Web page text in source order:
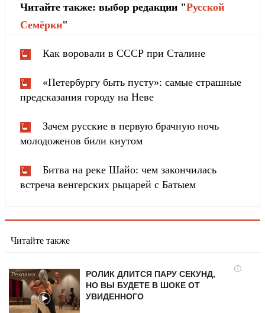
Читайте также: выбор редакции "Русской
Cемёрки"
Как воровали в СССР при Сталине
«Петербургу быть пусту»: самые страшные
предсказания городу на Неве
Зачем русские в первую брачную ночь
молодоженов били кнутом
Битва на реке Шайо: чем закончилась
встреча венгерских рыцарей с Батыем
Читайте также
i
РОЛИК ДЛИТСЯ ПАРУ СЕКУНД,
НО ВЫ БУДЕТЕ В ШОКЕ ОТ
УВИДЕННОГО